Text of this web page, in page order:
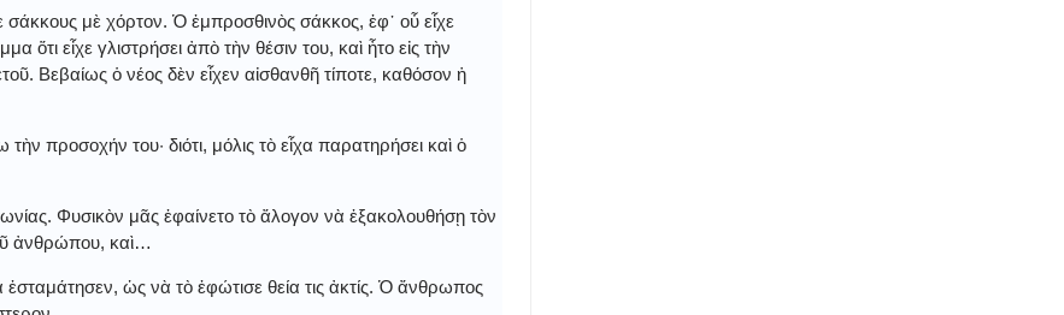
μὲ χόρτον. Ὁ ἐμπροσθινὸς σάκκος, ἐφ᾿ οὗ εἶχε
ὅτι εἶχε γλιστρήσει ἀπὸ τὴν θέσιν του, καὶ ἦτο εἰς τὴν
Βεβαίως ὁ νέος δὲν εἶχεν αἰσθανθῆ τίποτε, καθόσον ἡ
προσοχήν του· διότι, μόλις τὸ εἶχα παρατηρήσει καὶ ὁ
Φυσικὸν μᾶς ἐφαίνετο τὸ ἄλογον νὰ ἐξακολουθήσῃ τὸν
ἀνθρώπου, καὶ…
ὡς νὰ τὸ ἐφώτισε θεία τις ἀκτίς. Ὁ ἄνθρωπος